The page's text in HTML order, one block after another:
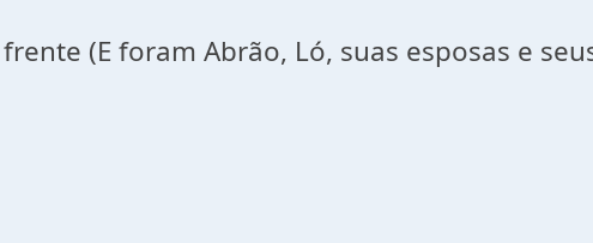
(E foram Abrão, Ló, suas esposas e